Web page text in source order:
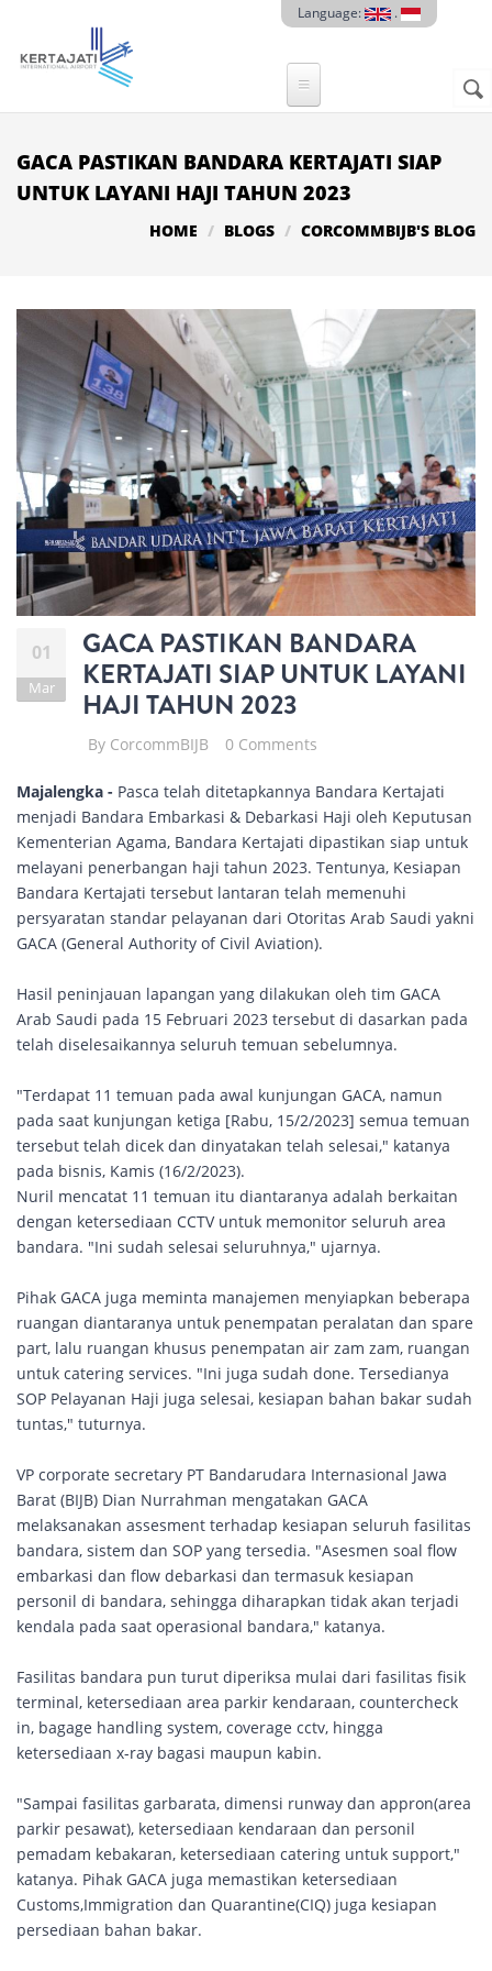
Language: .
GACA PASTIKAN BANDARA KERTAJATI SIAP
UNTUK LAYANI HAJI TAHUN 2023
HOME BLOGS CORCOMMBIJB'S BLOG
01
Mar
GACA PASTIKAN BANDARA
KERTAJATI SIAP UNTUK LAYANI
HAJI TAHUN 2023
By CorcommBIJB 0 Comments
Majalengka - Pasca telah ditetapkannya Bandara Kertajati
menjadi Bandara Embarkasi & Debarkasi Haji oleh Keputusan
Kementerian Agama, Bandara Kertajati dipastikan siap untuk
melayani penerbangan haji tahun 2023. Tentunya, Kesiapan
Bandara Kertajati tersebut lantaran telah memenuhi
persyaratan standar pelayanan dari Otoritas Arab Saudi yakni
GACA (General Authority of Civil Aviation).
Hasil peninjauan lapangan yang dilakukan oleh tim GACA
Arab Saudi pada 15 Februari 2023 tersebut di dasarkan pada
telah diselesaikannya seluruh temuan sebelumnya.
"Terdapat 11 temuan pada awal kunjungan GACA, namun
pada saat kunjungan ketiga [Rabu, 15/2/2023] semua temuan
tersebut telah dicek dan dinyatakan telah selesai," katanya
pada bisnis, Kamis (16/2/2023).
Nuril mencatat 11 temuan itu diantaranya adalah berkaitan
dengan ketersediaan CCTV untuk memonitor seluruh area
bandara. "Ini sudah selesai seluruhnya," ujarnya.
Pihak GACA juga meminta manajemen menyiapkan beberapa
ruangan diantaranya untuk penempatan peralatan dan spare
part, lalu ruangan khusus penempatan air zam zam, ruangan
untuk catering services. "Ini juga sudah done. Tersedianya
SOP Pelayanan Haji juga selesai, kesiapan bahan bakar sudah
tuntas," tuturnya.
VP corporate secretary PT Bandarudara Internasional Jawa
Barat (BIJB) Dian Nurrahman mengatakan GACA
melaksanakan assesment terhadap kesiapan seluruh fasilitas
bandara, sistem dan SOP yang tersedia. "Asesmen soal flow
embarkasi dan flow debarkasi dan termasuk kesiapan
personil di bandara, sehingga diharapkan tidak akan terjadi
kendala pada saat operasional bandara," katanya.
Fasilitas bandara pun turut diperiksa mulai dari fasilitas fisik
terminal, ketersediaan area parkir kendaraan, countercheck
in, bagage handling system, coverage cctv, hingga
ketersediaan x-ray bagasi maupun kabin.
"Sampai fasilitas garbarata, dimensi runway dan appron(area
parkir pesawat), ketersediaan kendaraan dan personil
pemadam kebakaran, ketersediaan catering untuk support,"
katanya. Pihak GACA juga memastikan ketersediaan
Customs,Immigration dan Quarantine(CIQ) juga kesiapan
persediaan bahan bakar.